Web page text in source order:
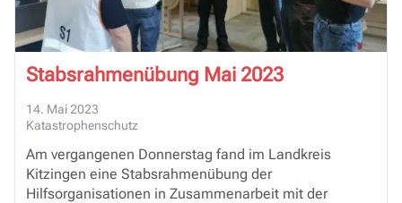
Stabsrahmenübung Mai 2023
14. Mai 2023
Katastrophenschutz
Am vergangenen Donnerstag fand im Landkreis
Kitzingen eine Stabsrahmenübung der
Hilfsorganisationen in Zusammenarbeit mit der